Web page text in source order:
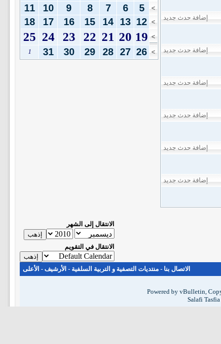
إضافة حدث جديد
إضافة حدث جديد
إضافة حدث جديد
إضافة حدث جديد
إضافة حدث جديد
إضافة حدث جديد
>
5
6
7
8
9
10
11
>
12
13
14
15
16
17
18
>
19
20
21
22
23
24
25
>
26
27
28
29
30
31
1
الانتقال إلى الشهر
الانتقال في التقويم
الاتصال بنا - منتديات التصفية و التربية السلفية - الأرشيف - الأعلى
Powered by vBulletin,
Salafi